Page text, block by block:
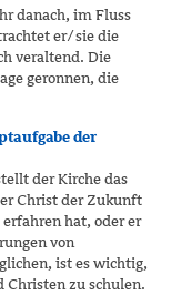
danach, im Fluss
er/​sie die
veraltend. Die
geronnen, die
der
der Kirche das
Christ der Zukunft
hat, oder er
von
ist es wichtig,
Christen zu schulen.